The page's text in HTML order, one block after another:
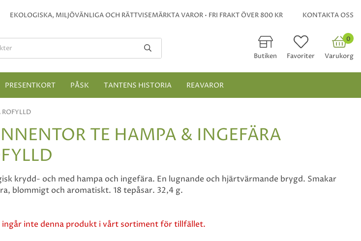
EKOLOGISKA, MILJÖVÄNLIGA OCH RÄTTVISEMÄRKTA VAROR • FRI FRAKT ÖVER 800 KR KONTAKTA OSS
Butiken Favoriter
0
Varukorg
PRESENTKORT PÅSK TANTENS HISTORIA REAVAROR
TE HAMPA & INGEFÄRA
krydd- och med hampa och ingefära. En lugnande och hjärtvärmande brygd. Smakar
blommigt och aromatiskt. 18 tepåsar. 32,4 g.
ingår inte denna produkt i vårt sortiment för tillfället.